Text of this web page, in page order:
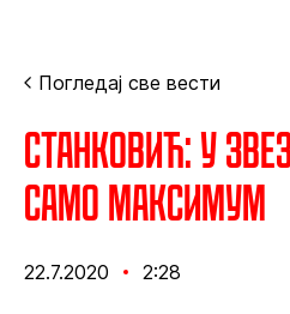
Погледај све вести
Станковић: У
само максимум
22.7.2020 2:28